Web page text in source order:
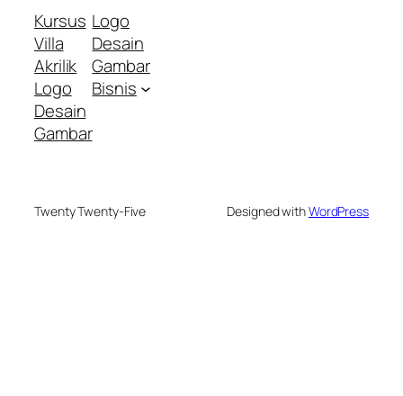
Kursus
Villa
Akrilik
Logo
Desain
Gambar
Logo
Desain
Gambar
Bisnis
Twenty Twenty-Five Designed withWordPress